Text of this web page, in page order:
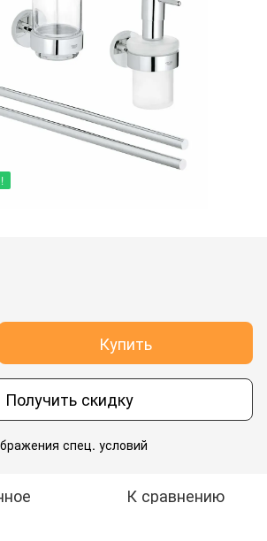
Купить
Получить скидку
спец. условий
К сравнению